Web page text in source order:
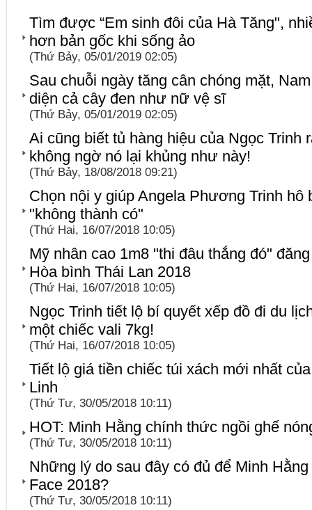
Tìm được “Em sinh đôi của Hà Tăng",
hơn bản gốc khi sống ảo
(Thứ Bảy, 05/01/2019 02:05)
Sau chuỗi ngày tăng cân chóng mặt,
diện cả cây đen như nữ vệ sĩ
(Thứ Bảy, 05/01/2019 02:05)
Ai cũng biết tủ hàng hiệu của Ngọc Trinh
không ngờ nó lại khủng như này!
(Thứ Bảy, 18/08/2018 09:21)
Chọn nội y giúp Angela Phương Trinh hô
"không thành có"
(Thứ Hai, 16/07/2018 10:05)
Mỹ nhân cao 1m8 "thi đâu thắng đó"
Hòa bình Thái Lan 2018
(Thứ Hai, 16/07/2018 10:05)
Ngọc Trinh tiết lộ bí quyết xếp đồ đi du
một chiếc vali 7kg!
(Thứ Hai, 16/07/2018 10:05)
Tiết lộ giá tiền chiếc túi xách mới nhất
Linh
(Thứ Tư, 30/05/2018 10:11)
HOT: Minh Hằng chính thức ngồi ghế
(Thứ Tư, 30/05/2018 10:11)
Những lý do sau đây có đủ để Minh
Face 2018?
(Thứ Tư, 30/05/2018 10:11)